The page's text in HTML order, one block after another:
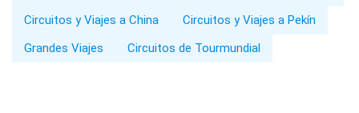
Circuitos y Viajes a China
Circuitos y Viajes a Pekín
Grandes Viajes
Circuitos de Tourmundial